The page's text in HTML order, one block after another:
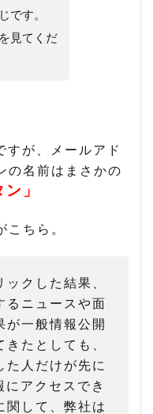
です。
見てくだ
すが、メールアド
の名前はまさかの
」
こちら。
クした結果、
るニュースや面
が一般情報公開
たとしても、
た人だけが先に
アクセスでき
関して、弊社は